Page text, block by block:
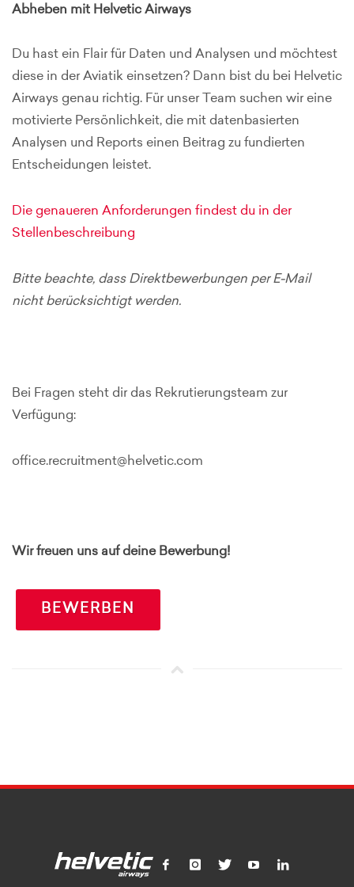
Abheben mit Helvetic Airways
Du hast ein Flair für Daten und Analysen und möchtest
diese in der Aviatik einsetzen? Dann bist du bei Helvetic
Airways genau richtig. Für unser Team suchen wir eine
motivierte Persönlichkeit, die mit datenbasierten
Analysen und Reports einen Beitrag zu fundierten
Entscheidungen leistet.
Die genaueren Anforderungen findest du in der
Stellenbeschreibung
Bitte beachte, dass Direktbewerbungen per E-Mail
nicht berücksichtigt werden.
Bei Fragen steht dir das Rekrutierungsteam zur
Verfügung:
office.recruitment@helvetic.com
Wir freuen uns auf deine Bewerbung!
BEWERBEN